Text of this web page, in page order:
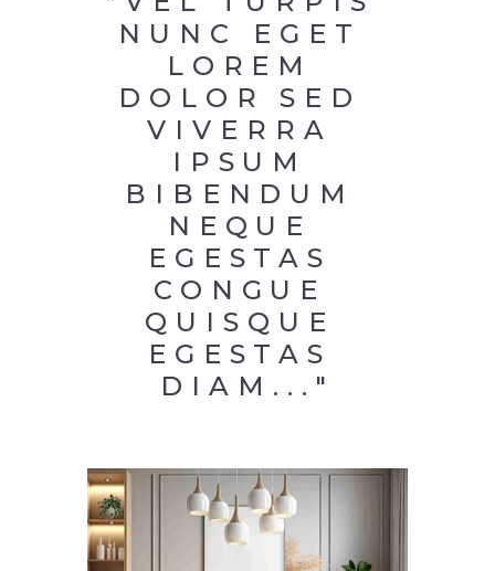
NUNC EGET
LOREM
DOLOR SED
VIVERRA
IPSUM
BIBENDUM
NEQUE
EGESTAS
CONGUE
QUISQUE
EGESTAS
DIAM..."